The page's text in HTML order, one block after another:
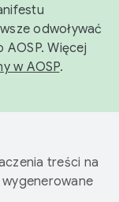
odwoływać
AOSP. Więcej
w AOSP.
treści na
wygenerowane